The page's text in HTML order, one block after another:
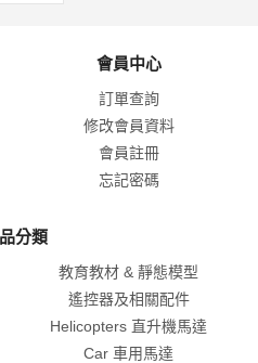
會員中心
訂單查詢
修改會員資料
會員註冊
忘記密碼
分類
教育教材 & 靜態模型
遙控器及相關配件
Helicopters 直升機馬達
Car 車用馬達